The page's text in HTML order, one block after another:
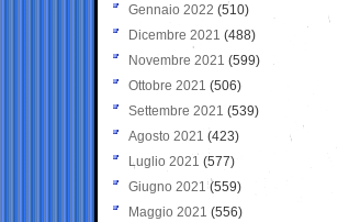
Gennaio 2022 (510)
Dicembre 2021 (488)
Novembre 2021 (599)
Ottobre 2021 (506)
Settembre 2021 (539)
Agosto 2021 (423)
Luglio 2021 (577)
Giugno 2021(559)
Maggio 2021 (556)